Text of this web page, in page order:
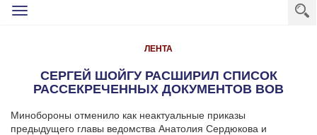
Toggle
ЛЕНТА
СЕРГЕЙ ШОЙГУ РАСШИРИЛ СПИСОК
РАССЕКРЕЧЕННЫХ ДОКУМЕНТОВ ВОВ
Минобороны отменило как неактуальные приказы
предыдущего главы ведомства Анатолия Сердюкова и